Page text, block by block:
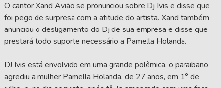
O cantor Xand Avião se pronunciou sobre Dj Ivis e disse que
foi pego de surpresa com a atitude do artista. Xand também
anunciou o desligamento do Dj de sua empresa e disse que
prestará todo suporte necessário a Pamella Holanda.
DJ Ivis está envolvido em uma grande polêmica, o paraibano
agrediu a mulher Pamella Holanda, de 27 anos, em 1° de